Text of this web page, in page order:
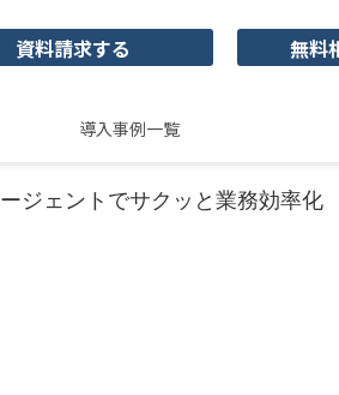
資料請求する 無料
導入事例一覧
ジェントでサクッと業務効率化